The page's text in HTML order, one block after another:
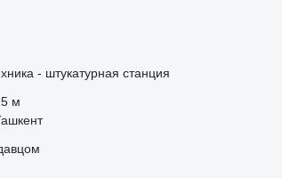
- штукатурная станция
м